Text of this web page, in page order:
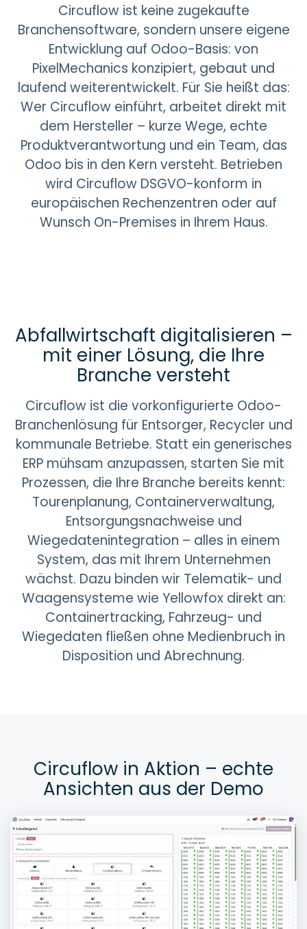
Circuflow ist keine zugekaufte
Branchensoftware, sondern unsere eigene
Entwicklung auf Odoo-Basis: von
PixelMechanics konzipiert, gebaut und
laufend weiterentwickelt. Für Sie heißt das:
Wer Circuflow einführt, arbeitet direkt mit
dem Hersteller – kurze Wege, echte
Produktverantwortung und ein Team, das
Odoo bis in den Kern versteht. Betrieben
wird Circuflow DSGVO-konform in
europäischen Rechenzentren oder auf
Wunsch On-Premises in Ihrem Haus.
Abfallwirtschaft digitalisieren –
mit einer Lösung, die Ihre
Branche versteht
Circuflow ist die vorkonfigurierte Odoo-
Branchenlösung für Entsorger, Recycler und
kommunale Betriebe. Statt ein generisches
ERP mühsam anzupassen, starten Sie mit
Prozessen, die Ihre Branche bereits kennt:
Tourenplanung, Containerverwaltung,
Entsorgungsnachweise und
Wiegedatenintegration – alles in einem
System, das mit Ihrem Unternehmen
wächst. Dazu binden wir Telematik- und
Waagensysteme wie Yellowfox direkt an:
Containertracking, Fahrzeug- und
Wiegedaten fließen ohne Medienbruch in
Disposition und Abrechnung.
Circuflow in Aktion – echte
Ansichten aus der Demo